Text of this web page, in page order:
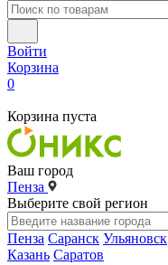
Войти
Корзина
0
Корзина пуста
Ваш город
Пенза
Выберите свой регион
Пенза Саранск Ульяновск
Казань Саратов